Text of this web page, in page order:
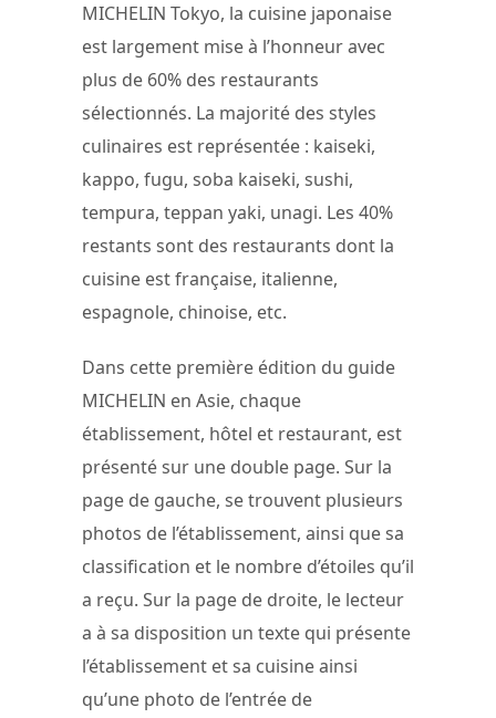
MICHELIN Tokyo, la cuisine japonaise
est largement mise à l’honneur avec
plus de 60% des restaurants
sélectionnés. La majorité des styles
culinaires est représentée : kaiseki,
kappo, fugu, soba kaiseki, sushi,
tempura, teppan yaki, unagi. Les 40%
restants sont des restaurants dont la
cuisine est française, italienne,
espagnole, chinoise, etc.
Dans cette première édition du guide
MICHELIN en Asie, chaque
établissement, hôtel et restaurant, est
présenté sur une double page. Sur la
page de gauche, se trouvent plusieurs
photos de l’établissement, ainsi que sa
classification et le nombre d’étoiles qu’il
a reçu. Sur la page de droite, le lecteur
a à sa disposition un texte qui présente
l’établissement et sa cuisine ainsi
qu’une photo de l’entrée de